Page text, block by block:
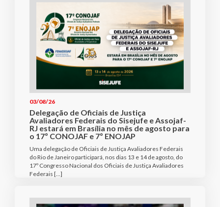
03/08/26
Delegação de Oficiais de Justiça
Avaliadores Federais do Sisejufe e Assojaf-
RJ estará em Brasília no mês de agosto para
o 17º CONOJAF e 7º ENOJAP
Uma delegação de Oficiais de Justiça Avaliadores Federais
do Rio de Janeiro participará, nos dias 13 e 14 de agosto, do
17º Congresso Nacional dos Oficiais de Justiça Avaliadores
Federais […]